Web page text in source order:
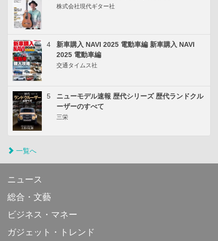
株式会社現代ギター社
4
新車購入 NAVI 2025 電動車編 新車購入 NAVI
2025 電動車編
交通タイムス社
5
ニューモデル速報 歴代シリーズ 歴代ランドクル
ーザーのすべて
三栄
一覧へ
ニュース
総合・文藝
ビジネス・マネー
ガジェット・トレンド